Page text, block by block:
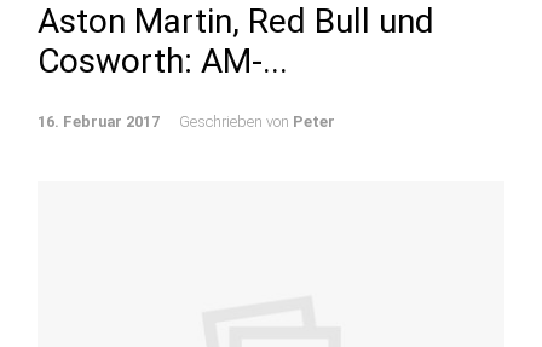
Aston Martin, Red Bull und
Cosworth: AM-...
16. Februar 2017 Geschrieben von Peter